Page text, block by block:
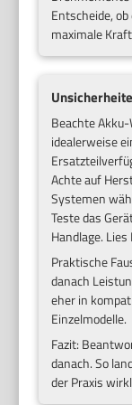
Entscheide,
maximale
Beachte
idealerweise
Achte auf
Systemen
Teste das
Handlage.
Praktische
danach
eher in
Einzelmodelle.
Fazit:
danach. So
der Praxis